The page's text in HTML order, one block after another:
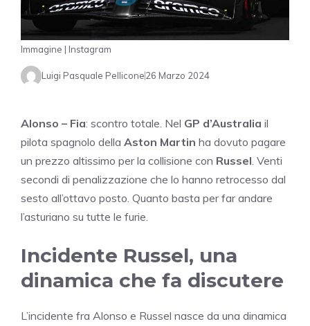
Immagine | Instagram
Luigi Pasquale Pellicone26 Marzo 2024
Alonso – Fia: scontro totale. Nel GP d’Australia il
pilota spagnolo della Aston Martin ha dovuto pagare
un prezzo altissimo per la collisione con Russel . Venti
secondi di penalizzazione che lo hanno retrocesso dal
sesto all’ottavo posto. Quanto basta per far andare
l’asturiano su tutte le furie.
Incidente Russel, una
dinamica che fa discutere
L’incidente fra Alonso e Russel nasce da una dinamica